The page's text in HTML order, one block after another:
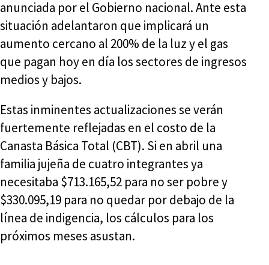
anunciada por el Gobierno nacional. Ante esta
situación adelantaron que implicará un
aumento cercano al 200% de la luz y el gas
que pagan hoy en día los sectores de ingresos
medios y bajos.
Estas inminentes actualizaciones se verán
fuertemente reflejadas en el costo de la
Canasta Básica Total (CBT). Si en abril una
familia jujeña de cuatro integrantes ya
necesitaba $713.165,52 para no ser pobre y
$330.095,19 para no quedar por debajo de la
línea de indigencia, los cálculos para los
próximos meses asustan.